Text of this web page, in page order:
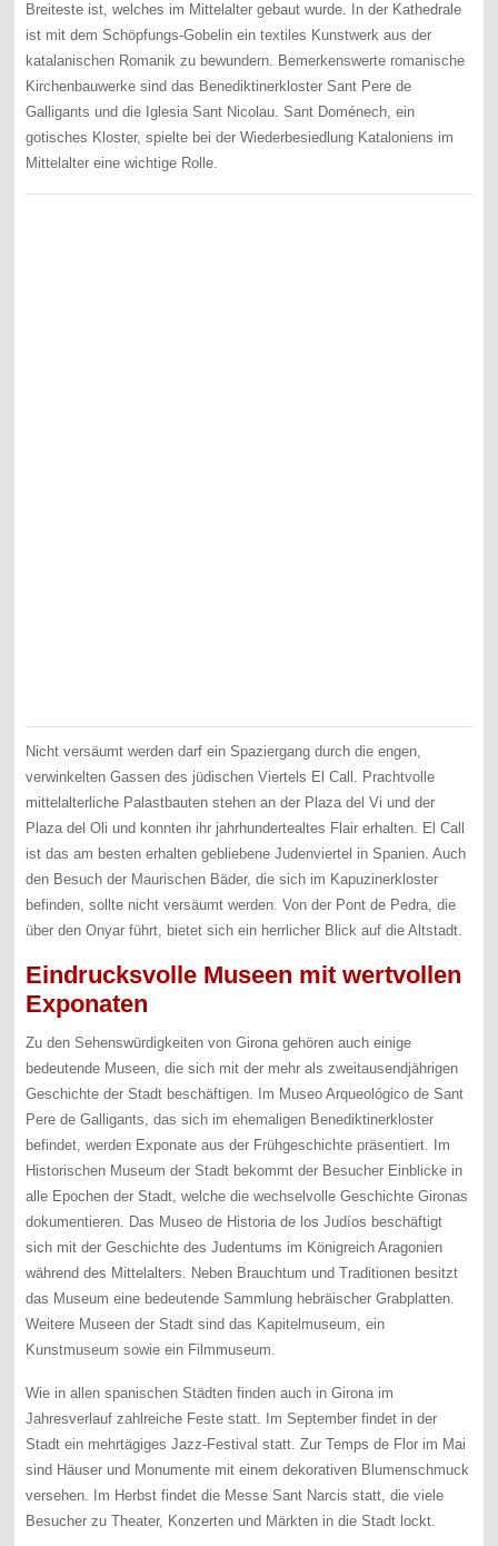
Breiteste ist, welches im Mittelalter gebaut wurde. In der Kathedrale
ist mit dem Schöpfungs-Gobelin ein textiles Kunstwerk aus der
katalanischen Romanik zu bewundern. Bemerkenswerte romanische
Kirchenbauwerke sind das Benediktinerkloster Sant Pere de
Galligants und die Iglesia Sant Nicolau. Sant Doménech, ein
gotisches Kloster, spielte bei der Wiederbesiedlung Kataloniens im
Mittelalter eine wichtige Rolle.
Nicht versäumt werden darf ein Spaziergang durch die engen,
verwinkelten Gassen des jüdischen Viertels El Call. Prachtvolle
mittelalterliche Palastbauten stehen an der Plaza del Vi und der
Plaza del Oli und konnten ihr jahrhundertealtes Flair erhalten. El Call
ist das am besten erhalten gebliebene Judenviertel in Spanien. Auch
den Besuch der Maurischen Bäder, die sich im Kapuzinerkloster
befinden, sollte nicht versäumt werden. Von der Pont de Pedra, die
über den Onyar führt, bietet sich ein herrlicher Blick auf die Altstadt.
Eindrucksvolle Museen mit wertvollen
Exponaten
Zu den Sehenswürdigkeiten von Girona gehören auch einige
bedeutende Museen, die sich mit der mehr als zweitausendjährigen
Geschichte der Stadt beschäftigen. Im Museo Arqueológico de Sant
Pere de Galligants, das sich im ehemaligen Benediktinerkloster
befindet, werden Exponate aus der Frühgeschichte präsentiert. Im
Historischen Museum der Stadt bekommt der Besucher Einblicke in
alle Epochen der Stadt, welche die wechselvolle Geschichte Gironas
dokumentieren. Das Museo de Historia de los Judíos beschäftigt
sich mit der Geschichte des Judentums im Königreich Aragonien
während des Mittelalters. Neben Brauchtum und Traditionen besitzt
das Museum eine bedeutende Sammlung hebräischer Grabplatten.
Weitere Museen der Stadt sind das Kapitelmuseum, ein
Kunstmuseum sowie ein Filmmuseum.
Wie in allen spanischen Städten finden auch in Girona im
Jahresverlauf zahlreiche Feste statt. Im September findet in der
Stadt ein mehrtägiges Jazz-Festival statt. Zur Temps de Flor im Mai
sind Häuser und Monumente mit einem dekorativen Blumenschmuck
versehen. Im Herbst findet die Messe Sant Narcis statt, die viele
Besucher zu Theater, Konzerten und Märkten in die Stadt lockt.